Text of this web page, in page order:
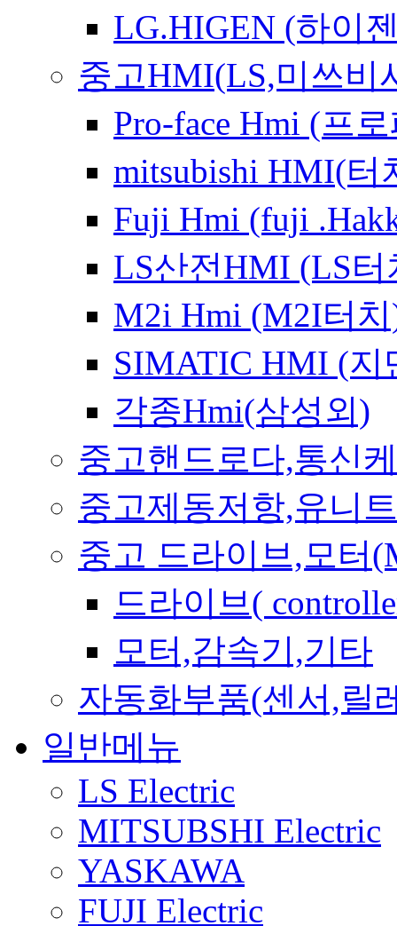
LG.HIGEN (하이
중고HMI(LS,미쓰비
Pro-face Hmi (프
mitsubishi HMI(터
Fuji Hmi (fuji
LS산전HMI (LS
M2i Hmi (M2I터
SIMATIC HMI (지
각종Hmi(삼성외)
중고핸드로다,통신
중고제동저항,유니
중고 드라이브,모터
드라이브(
모터,감속기,기타
자동화부품(센서,릴
일반메뉴
LS Electric
MITSUBSHI Electric
YASKAWA
FUJI Electric